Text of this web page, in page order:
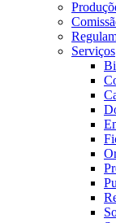
Serviços